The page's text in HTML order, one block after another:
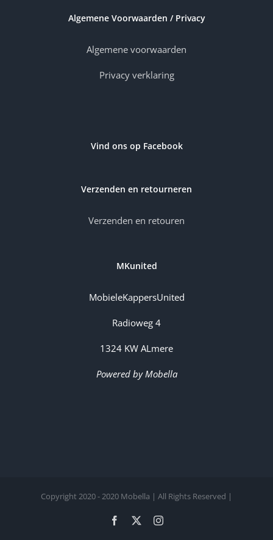
Algemene Voorwaarden / Privacy
Algemene voorwaarden
Privacy verklaring
Vind ons op Facebook
Verzenden en retourneren
Verzenden en retouren
MKunited
MobieleKappersUnited
Radioweg 4
1324 KW ALmere
Powered by Mobella
Copyright 2020 - 2020 Mobella | All Rights Reserved |
Facebook Instagram